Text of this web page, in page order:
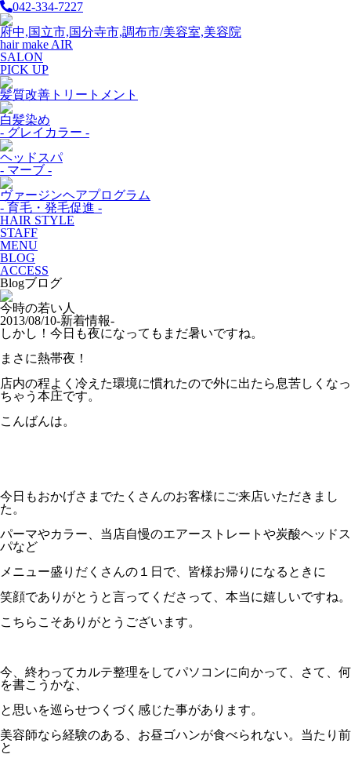
042-334-7227
府中,国立市,国分寺市,調布市/美容室,美容院
hair make AIR
SALON
PICK UP
髪質改善トリートメント
白髪染め
- グレイカラー -
ヘッドスパ
- マーブ -
ヴァージンヘアプログラム
- 育毛・発毛促進 -
HAIR STYLE
STAFF
MENU
BLOG
ACCESS
Blogブログ
今時の若い人
2013/08/10-新着情報-
しかし！今日も夜になってもまだ暑いですね。
まさに熱帯夜！
店内の程よく冷えた環境に慣れたので外に出たら息苦しくなっ
ちゃう本庄です。
こんばんは。
今日もおかげさまでたくさんのお客様にご来店いただきまし
た。
パーマやカラー、当店自慢のエアーストレートや炭酸ヘッドス
パなど
メニュー盛りだくさんの１日で、皆様お帰りになるときに
笑顔でありがとうと言ってくださって、本当に嬉しいですね。
こちらこそありがとうございます。
今、終わってカルテ整理をしてパソコンに向かって、さて、何
を書こうかな、
と思いを巡らせつくづく感じた事があります。
美容師なら経験のある、お昼ゴハンが食べられない。当たり前
と